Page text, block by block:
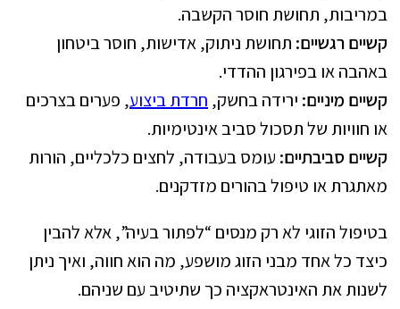
במריבות, תחושת חוסר הקשבה.
קשיים רגשיים: תחושת ניתוק, אדישות, חוסר ביטחון
באהבה או בפירגון ההדדי.
קשיים מיניים: ירידה בחשק, חרדת ביצוע, פערים בצרכים
או חוויות של תסכול סביב אינטימיות.
קשיים סביבתיים: עומס בעבודה, לחצים כלכליים, הורות
מאתגרת או טיפול בהורים מזדקנים.
בטיפול הזוגי לא רק מנסים “לפתור בעיה”, אלא להבין
כיצד כל אחד מבני הזוג מושפע, מה הוא חווה, ואיך ניתן
לשנות את האינטראקציה כך שתיטיב עם שניהם.